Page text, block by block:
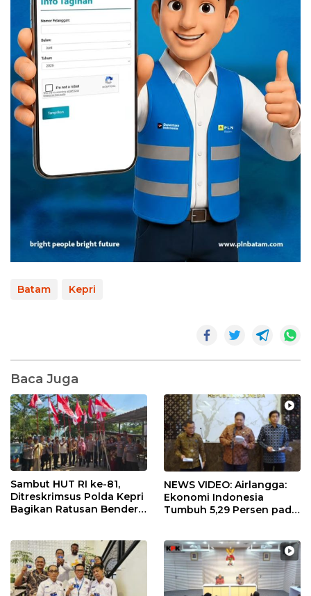
Batam Kepri
Baca Juga
Sambut HUT RI ke-81,
Ditreskrimsus Polda Kepri
Bagikan Ratusan Bendera
NEWS VIDEO: Airlangga:
Ekonomi Indonesia
Tumbuh 5,29 Persen pada